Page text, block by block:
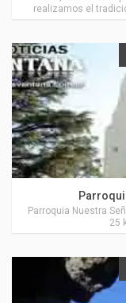
realizamos el
Parroquia Nuestra
25